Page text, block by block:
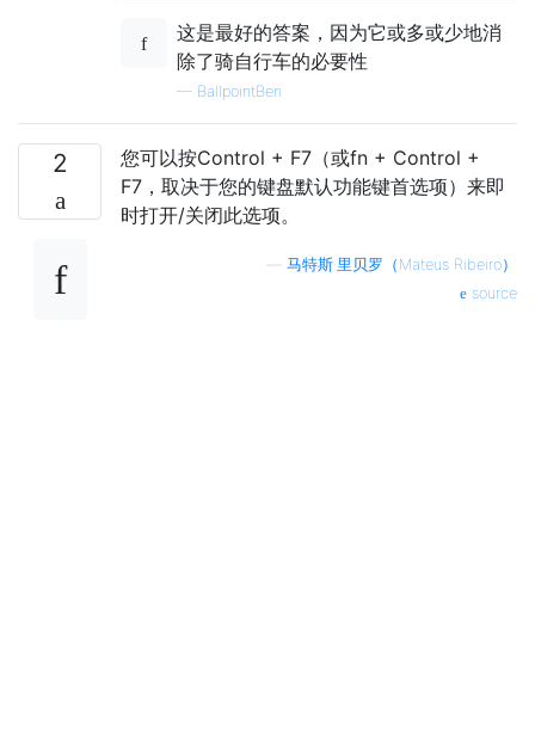
这是最好的答案，因为它或多或少地消
除了骑自行车的必要性
— BallpointBen
2
您可以按Control + F7（或fn + Control +
F7，取决于您的键盘默认功能键首选项）来即
时打开/关闭此选项。
马特斯·里贝罗（Mateus Ribeiro）
source